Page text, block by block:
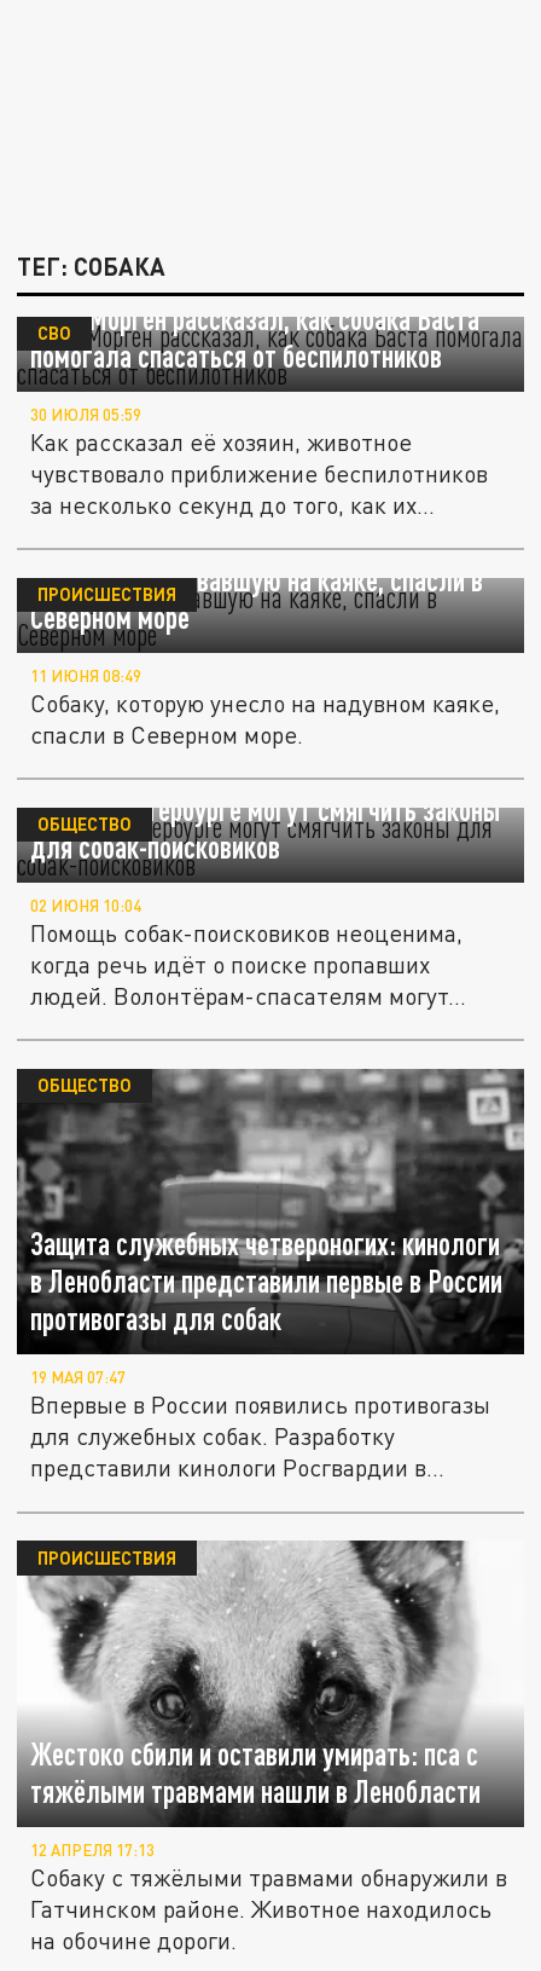
ТЕГ: СОБАКА
Боец Морген рассказал, как собака Баста
помогала спасаться от беспилотников
СВО
30 ИЮЛЯ 05:59
Как рассказал её хозяин, животное
чувствовало приближение беспилотников
за несколько секунд до того, как их...
Собаку, дрейфовавшую на каяке, спасли в
Северном море
ПРОИСШЕСТВИЯ
11 ИЮНЯ 08:49
Собаку, которую унесло на надувном каяке,
спасли в Северном море.
В Санкт-Петербурге могут смягчить законы
для собак-поисковиков
ОБЩЕСТВО
02 ИЮНЯ 10:04
Помощь собак-поисковиков неоценима,
когда речь идёт о поиске пропавших
людей. Волонтёрам-спасателям могут...
Защита служебных четвероногих: кинологи
в Ленобласти представили первые в России
противогазы для собак
ОБЩЕСТВО
19 МАЯ 07:47
Впервые в России появились противогазы
для служебных собак. Разработку
представили кинологи Росгвардии в...
Жестоко сбили и оставили умирать: пса с
тяжёлыми травмами нашли в Ленобласти
ПРОИСШЕСТВИЯ
12 АПРЕЛЯ 17:13
Собаку с тяжёлыми травмами обнаружили в
Гатчинском районе. Животное находилось
на обочине дороги.